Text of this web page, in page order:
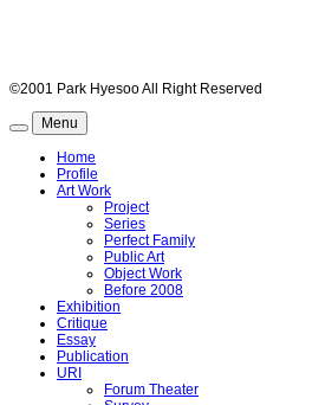
©2001 Park Hyesoo All Right Reserved
Menu
Home
Profile
Art Work
Project
Series
Perfect Family
Public Art
Object Work
Before 2008
Exhibition
Critique
Essay
Publication
URI
Forum Theater